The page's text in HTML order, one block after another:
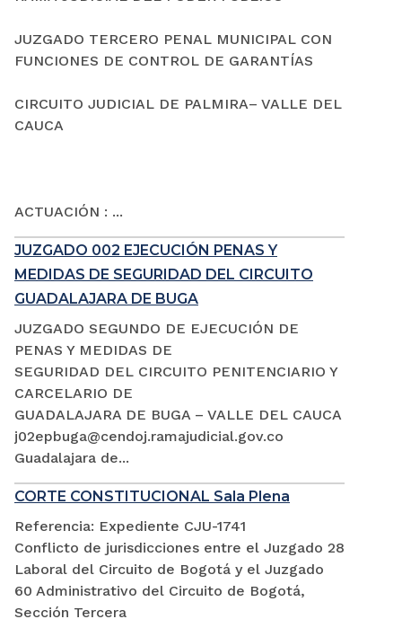
JUZGADO TERCERO PENAL MUNICIPAL CON
FUNCIONES DE CONTROL DE GARANTÍAS
CIRCUITO JUDICIAL DE PALMIRA– VALLE DEL
CAUCA
ACTUACIÓN : ...
JUZGADO 002 EJECUCIÓN PENAS Y
MEDIDAS DE SEGURIDAD DEL CIRCUITO
GUADALAJARA DE BUGA
JUZGADO SEGUNDO DE EJECUCIÓN DE
PENAS Y MEDIDAS DE
SEGURIDAD DEL CIRCUITO PENITENCIARIO Y
CARCELARIO DE
GUADALAJARA DE BUGA – VALLE DEL CAUCA
j02epbuga@cendoj.ramajudicial.gov.co
Guadalajara de...
CORTE CONSTITUCIONAL Sala Plena
Referencia: Expediente CJU-1741
Conflicto de jurisdicciones entre el Juzgado 28
Laboral del Circuito de Bogotá y el Juzgado
60 Administrativo del Circuito de Bogotá,
Sección Tercera